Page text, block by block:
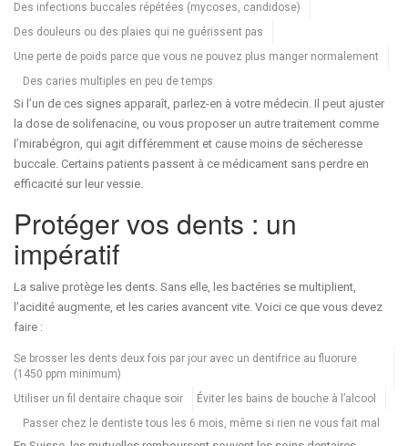
Des infections buccales répétées (mycoses, candidose)
Des douleurs ou des plaies qui ne guérissent pas
Une perte de poids parce que vous ne pouvez plus manger normalement
Des caries multiples en peu de temps
Si l’un de ces signes apparaît, parlez-en à votre médecin. Il peut ajuster
la dose de solifenacine, ou vous proposer un autre traitement comme
l’mirabégron, qui agit différemment et cause moins de sécheresse
buccale. Certains patients passent à ce médicament sans perdre en
efficacité sur leur vessie.
Protéger vos dents : un
impératif
La salive protège les dents. Sans elle, les bactéries se multiplient,
l’acidité augmente, et les caries avancent vite. Voici ce que vous devez
faire :
Se brosser les dents deux fois par jour avec un dentifrice au fluorure
(1450 ppm minimum)
Utiliser un fil dentaire chaque soir
Éviter les bains de bouche à l’alcool
Passer chez le dentiste tous les 6 mois, même si rien ne vous fait mal